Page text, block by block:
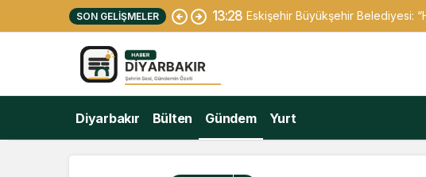
SON GELIŞMELER 13:28 Eskişehir Büyükşehir Belediyesi:
Diyarbakır Bülten Gündem Yurt